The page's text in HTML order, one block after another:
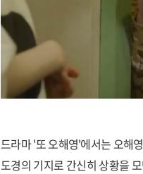
드라마 '또 오해영'에서는 오해
도경의 기지로 간신히 상황을